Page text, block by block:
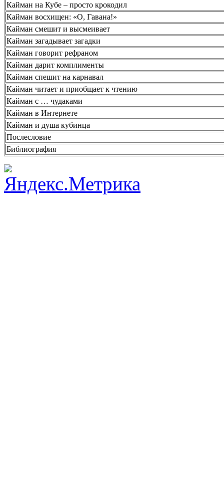
Кайман на Кубе – просто крокодил
Кайман восхищен: «О, Гавана!»
Кайман смешит и высмеивает
Кайман загадывает загадки
Кайман говорит рефраном
Кайман дарит комплименты
Кайман спешит на карнавал
Кайман читает и приобщает к чтению
Кайман с … чудаками
Кайман в Интернете
Кайман и душа кубинца
Послесловие
Библиография